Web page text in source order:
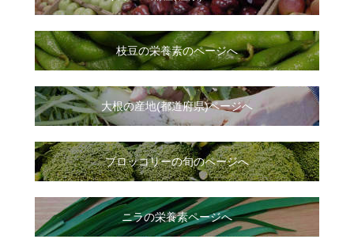
枝豆の栄養素のページへ
大根の産地(都道府県)ページへ
ブロッコリーの旬のページへ
ニラの栄養素ページへ